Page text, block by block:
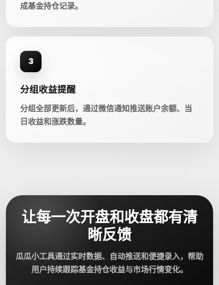
成基金持仓记录。
3
分组收益提醒
分组全部更新后，通过微信通知推送账户余额、当
日收益和涨跌数量。
让每一次开盘和收盘都有清
晰反馈
瓜瓜小工具通过实时数据、自动推送和便捷录入，帮助
用户持续跟踪基金持仓收益与市场行情变化。